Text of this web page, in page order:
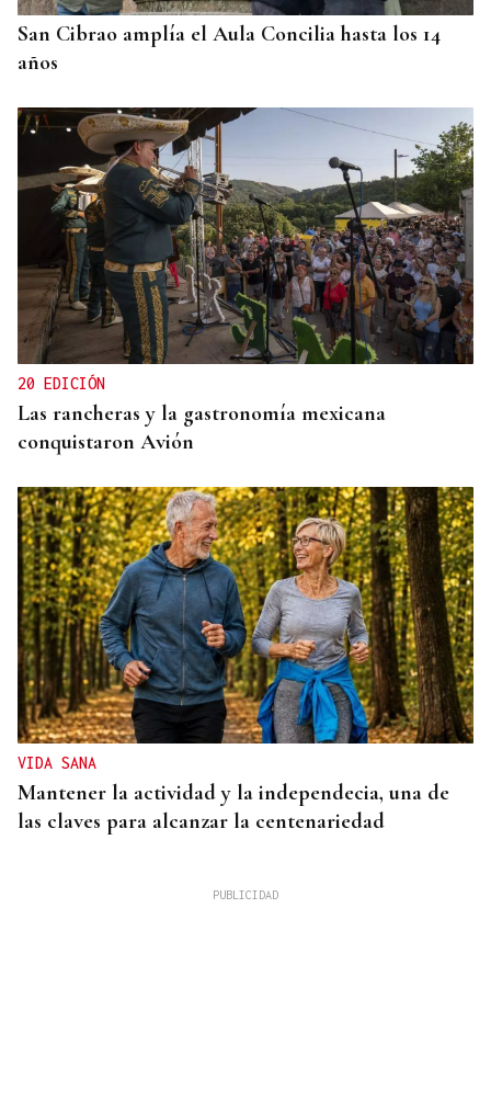
San Cibrao amplía el Aula Concilia hasta los 14
años
20 EDICIÓN
Las rancheras y la gastronomía mexicana
conquistaron Avión
VIDA SANA
Mantener la actividad y la independecia, una de
las claves para alcanzar la centenariedad